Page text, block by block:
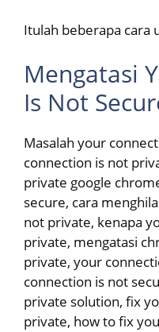
Itulah beberapa cara
Mengatasi
Is Not
Masalah your
connection is not
private google
secure, cara
not private, kenapa
private, mengatasi
private, your
connection is not
private solution, fix
private, how to fix